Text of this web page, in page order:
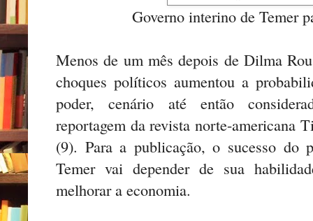
Governo interino de Temer
Menos de um mês depois de Dilma
choques políticos aumentou a
poder, cenário até então
reportagem da revista norte-americana
(9). Para a publicação, o sucesso do
Temer vai depender de sua
melhorar a economia.